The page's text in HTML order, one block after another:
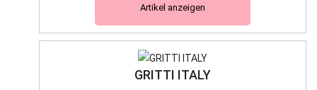
Artikel anzeigen
GRITTI ITALY